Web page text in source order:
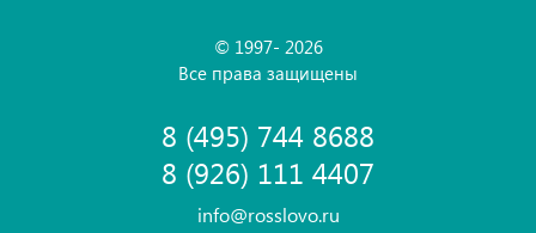
© 1997- 2026
Все права защищены
8 (495) 744 8688
8 (926) 111 4407
info@rosslovo.ru